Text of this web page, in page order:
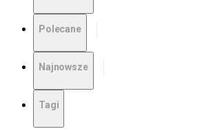
Polecane
Najnowsze
Tagi